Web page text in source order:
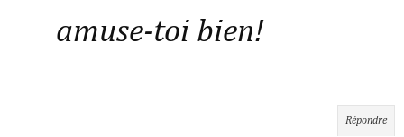
amuse-toi bien!
Répondre